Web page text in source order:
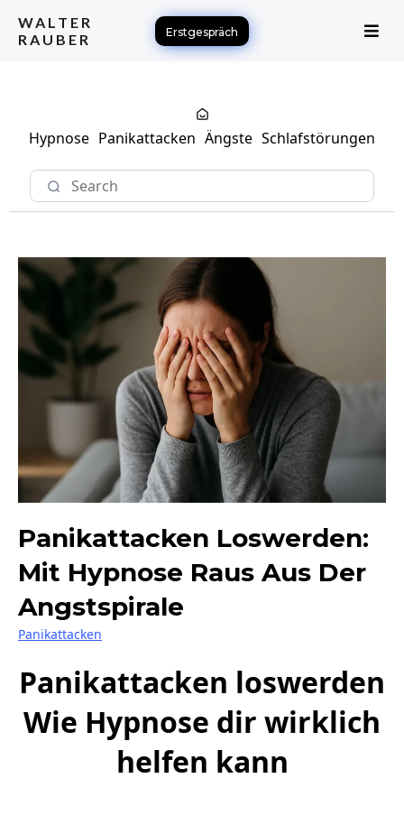
WALTER
RAUBER
Erstgespräch
Hypnose Panikattacken Ängste Schlafstörungen
Panikattacken Loswerden:
Mit Hypnose Raus Aus Der
Angstspirale
Panikattacken
Panikattacken loswerden
Wie Hypnose dir wirklich
helfen kann